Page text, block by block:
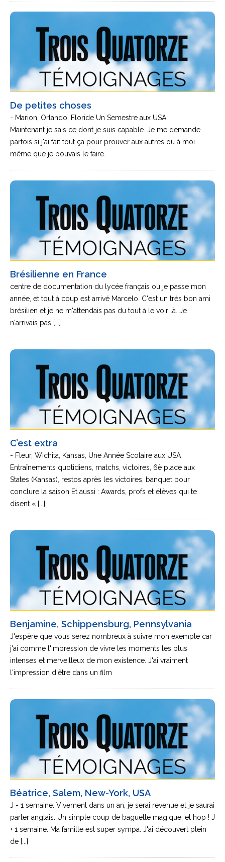
De petites choses
- Marion, Orlando, Floride Un Semestre aux USA
Maintenant je sais ce dont je suis capable. Je me demande
parfois si j'ai fait tout ça pour prouver aux autres ou à moi-
même que je pouvais le faire.
Brésilienne en France
centre de documentation du lycée français où je passe mon
année, et tout à coup est arrivé Marcelo. C'est un très bon ami
brésilien et je ne m'attendais pas du tout à le voir là. Je
n'arrivais pas [...]
C’est extra
- Fleur, Wichita, Kansas, Une Année Scolaire aux USA
Entraînements quotidiens, matchs, victoires, 6è place aux
States (Kansas), restos après les victoires, banquet pour
conclure la saison Et aussi : Awards, profs et élèves qui te
disent « [...]
Benjamine, Schippensburg, Pennsylvania
J'espère que vous serez nombreux à suivre mon exemple car
j'ai comme l'impression de vivre les moments les plus
intenses et merveilleux de mon existence. J'ai vraiment
l'impression d'être dans un film
Béatrice, Salem, New-York, USA
J - 1 semaine. Vivement dans un an, je serai revenue et je saurai
parler anglais. Un simple coup de baguette magique, et hop ! J
+ 1 semaine. Ma famille est super sympa. J'ai découvert plein
de [...]